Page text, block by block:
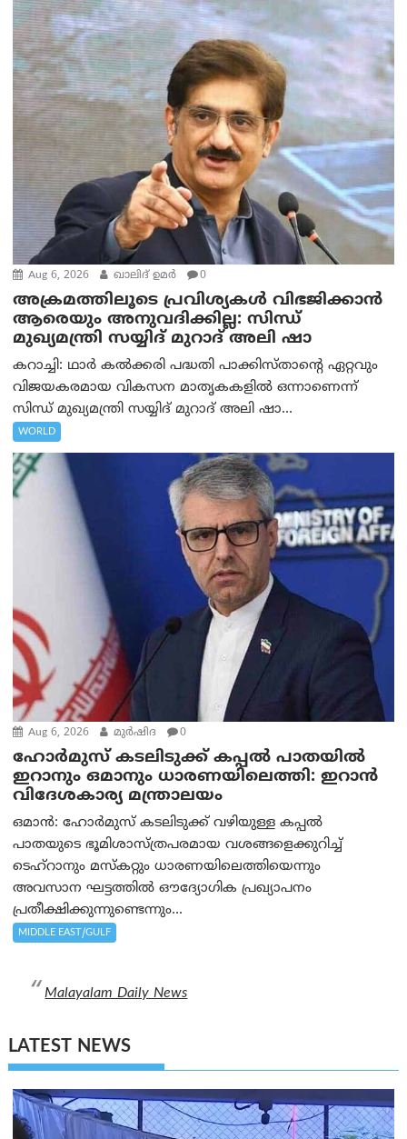
Aug 6, 2026 ഖാലിദ് ഉമര്‍ 0
അക്രമത്തിലൂടെ പ്രവിശ്യകൾ വിഭജിക്കാൻ
ആരെയും അനുവദിക്കില്ല: സിന്ധ്
മുഖ്യമന്ത്രി സയ്യിദ് മുറാദ് അലി ഷാ
കറാച്ചി: ഥാർ കൽക്കരി പദ്ധതി പാക്കിസ്താന്റെ ഏറ്റവും
വിജയകരമായ വികസന മാതൃകകളിൽ ഒന്നാണെന്ന്
സിന്ധ് മുഖ്യമന്ത്രി സയ്യിദ് മുറാദ് അലി ഷാ...
WORLD
Aug 6, 2026 മുര്‍ഷിദ 0
ഹോർമുസ് കടലിടുക്ക് കപ്പൽ പാതയിൽ
ഇറാനും ഒമാനും ധാരണയിലെത്തി: ഇറാൻ
വിദേശകാര്യ മന്ത്രാലയം
ഒമാന്‍: ഹോർമുസ് കടലിടുക്ക് വഴിയുള്ള കപ്പൽ
പാതയുടെ ഭൂമിശാസ്ത്രപരമായ വശങ്ങളെക്കുറിച്ച്
ടെഹ്‌റാനും മസ്‌കറ്റും ധാരണയിലെത്തിയെന്നും
അവസാന ഘട്ടത്തിൽ ഔദ്യോഗിക പ്രഖ്യാപനം
പ്രതീക്ഷിക്കുന്നുണ്ടെന്നും...
MIDDLE EAST/GULF
Malayalam Daily News
LATEST NEWS